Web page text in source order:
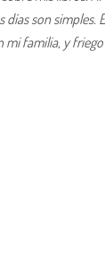
días son simples.
mi familia, y friego